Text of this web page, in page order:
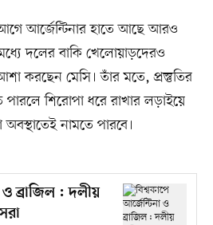
আগে আর্জেন্টিনার হাতে আছে আরও
দলের বাকি খেলোয়াড়দেরও
করছেন মেসি। তাঁর মতে, প্রস্তুতির
শিরোপা ধরে রাখার লড়াইয়ে
অবস্থাতেই নামতে পারবে।
ও ব্রাজিল : দলীয়